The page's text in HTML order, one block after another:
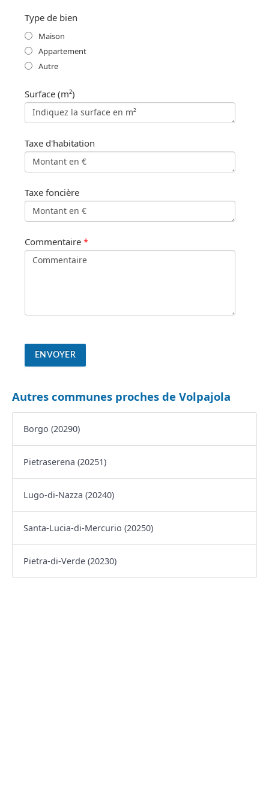
Type de bien
Maison
Appartement
Autre
Surface (m²)
Taxe d'habitation
Taxe foncière
Commentaire *
Autres communes proches de Volpajola
Borgo (20290)
Pietraserena (20251)
Lugo-di-Nazza (20240)
Santa-Lucia-di-Mercurio (20250)
Pietra-di-Verde (20230)